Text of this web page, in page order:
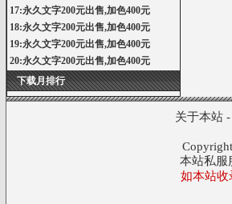
17:永久文字200元出售,加色400元
18:永久文字200元出售,加色400元
19:永久文字200元出售,加色400元
20:永久文字200元出售,加色400元
下载月排行
关于本站-
本站私服
如本站收